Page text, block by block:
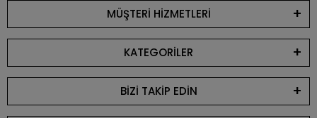
MÜŞTERİ HİZMETLERİ
KATEGORİLER
BİZİ TAKİP EDİN